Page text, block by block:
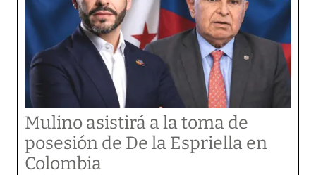
Mulino asistirá a la toma de
posesión de De la Espriella en
Colombia